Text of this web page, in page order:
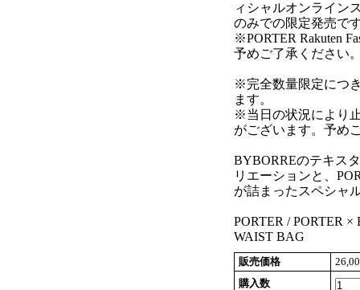
ィシャルオンライン
のみでの限定発売で
※PORTER Rakuten
予めご了承ください
※完全数量限定につ
ます。
※当日の状況により
がございます。予め
BYBORREのテキス
リエーションと、
が詰まったスペシャ
PORTER / PORTER ×
WAIST BAG
販売価格
購入数